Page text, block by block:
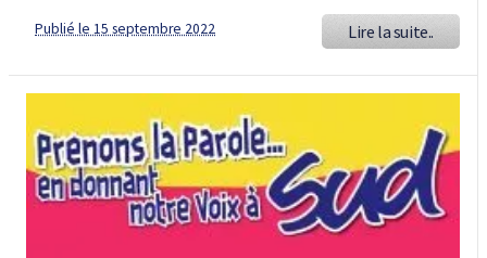
Publié le 15 septembre 2022 Lire la suite..